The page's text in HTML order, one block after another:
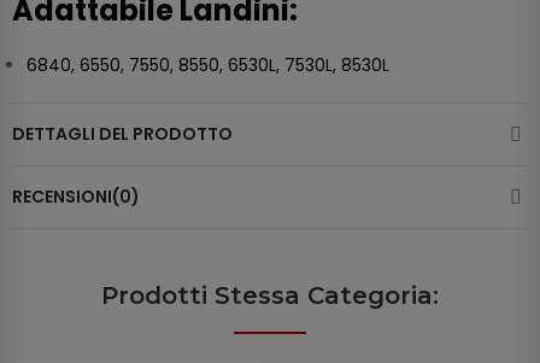
Adattabile Landini:
6840, 6550, 7550, 8550, 6530L, 7530L, 8530L
DETTAGLI DEL PRODOTTO
RECENSIONI(0)
Prodotti Stessa Categoria: